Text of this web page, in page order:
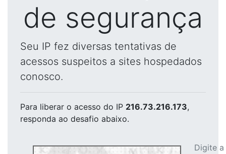
de segurança
Seu IP fez diversas tentativas de
acessos suspeitos a sites hospedados
conosco.
Para liberar o acesso do IP 216.73.216.173,
responda ao desafio abaixo.
Digite